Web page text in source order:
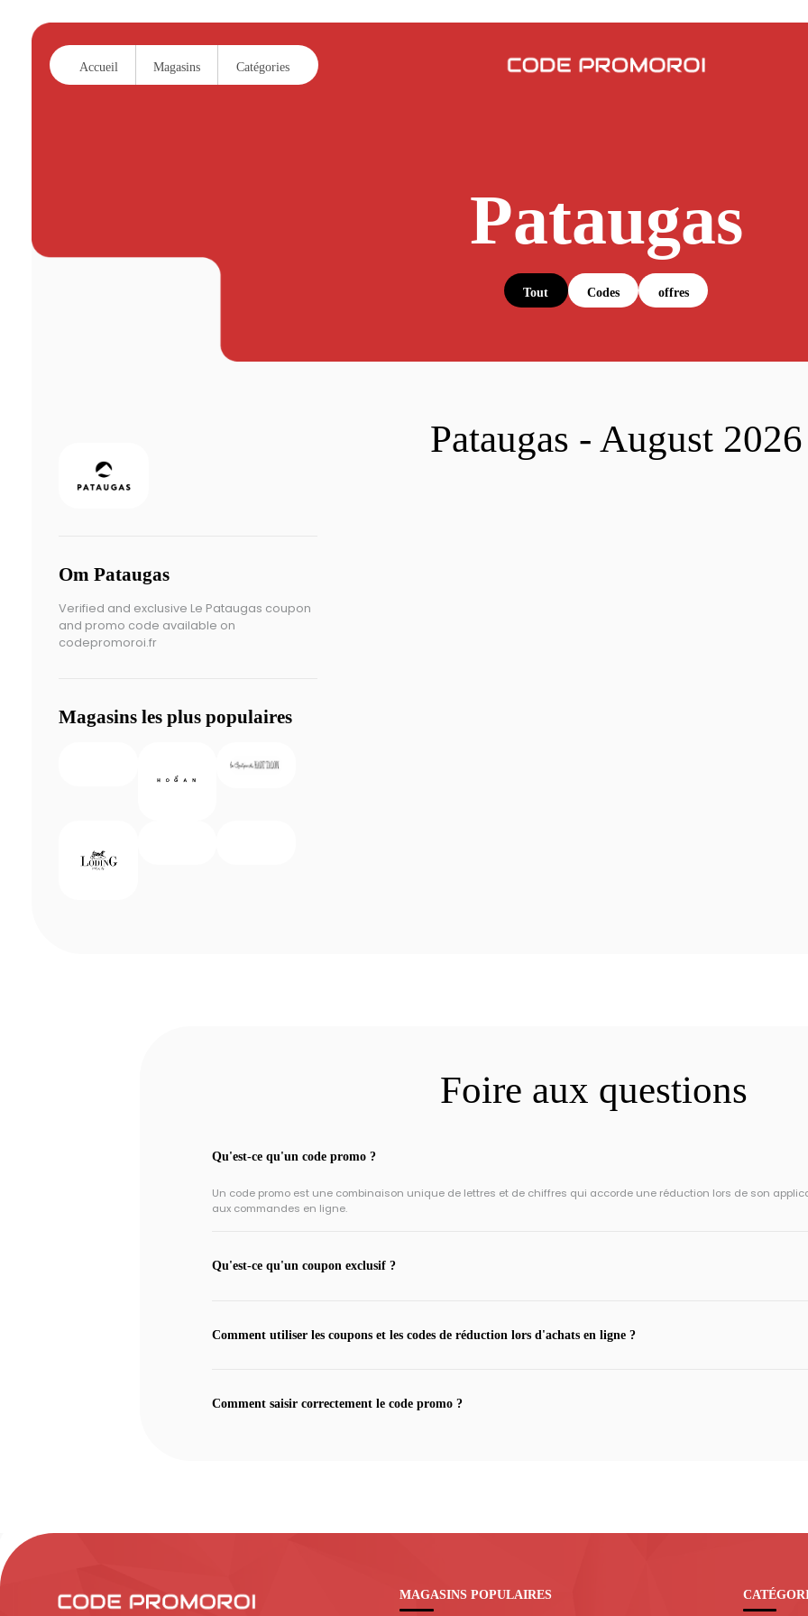
Accueil Magasins Catégories
Pataugas
Tout Codes offres
Pataugas - August 2026
Om Pataugas
Verified and exclusive Le Pataugas coupon
and promo code available on
codepromoroi.fr
Magasins les plus populaires
Foire aux questions
Qu'est-ce qu'un code promo ?
Un code promo est une combinaison unique de lettres et de chiffres qui accorde une réduction lors de son
aux commandes en ligne.
Qu'est-ce qu'un coupon exclusif ?
Comment utiliser les coupons et les codes de réduction lors d'achats en ligne ?
Comment saisir correctement le code promo ?
MAGASINS POPULAIRES